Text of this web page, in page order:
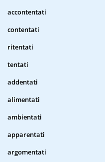
accontentati
contentati
ritentati
tentati
addentati
alimentati
ambientati
apparentati
argomentati